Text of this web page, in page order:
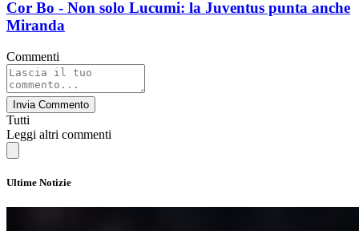
Cor Bo - Non solo Lucumi: la Juventus punta anche
Miranda
Commenti
Invia Commento
Tutti
Leggi altri commenti
Ultime Notizie